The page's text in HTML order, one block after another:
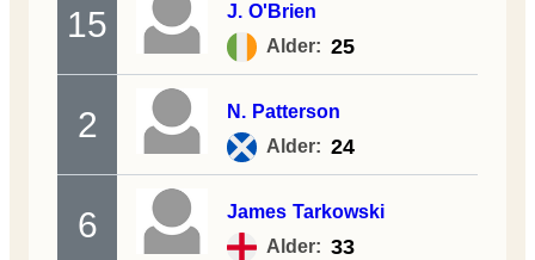
15 J. O'Brien
Alder: 25
2 N. Patterson
Alder: 24
6 James Tarkowski
Alder: 33